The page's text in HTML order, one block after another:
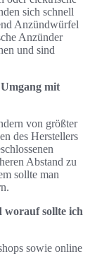
sich schnell
Anzündwürfel
Anzünder
und sind
mit
von größter
des Herstellers
Abstand zu
sollte man
sollte ich
sowie online